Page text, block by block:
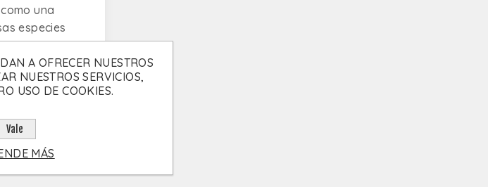
una
especies
A OFRECER NUESTROS
NUESTROS SERVICIOS,
USO DE COOKIES.
Vale
MÁS